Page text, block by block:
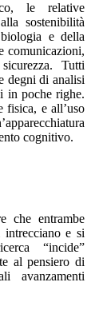
le relative
sostenibilità
e della
comunicazioni,
Tutti
degni di analisi
in poche righe.
e all’uso
cognitivo.
che entrambe
intrecciano e si
“incide”
al pensiero di
avanzamenti